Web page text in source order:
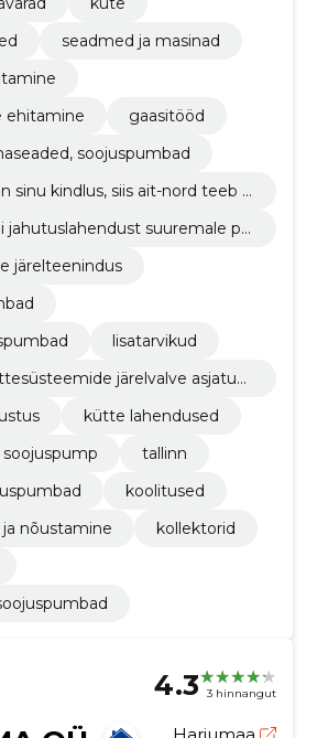
seadmed ja masinad
ehitamine
gaasitööd
soojuspumbad
sinu kindlus, siis ait-nord teeb s
soojuspumpasid (m
jahutuslahendust suuremale pr
know-how ning kogemus ol
järelteenindus
lisatarvikud
järelvalve asjatun
regulaarselt tehasepools
kütte lahendused
soojuspump
tallinn
koolitused
nõustamine
kollektorid
4.3 3 hinnangut